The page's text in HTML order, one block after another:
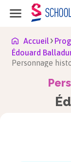
Accueil
Édouard
Personnage